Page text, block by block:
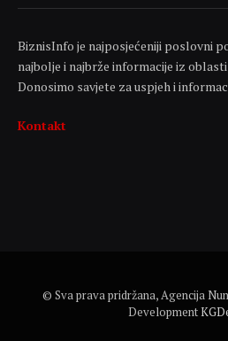
BiznisInfo je najposjećeniji poslovni
najbolje i najbrže informacije iz
Donosimo savjete za uspjeh i
Kontakt
© Sva prava pridržana, Agencija
Development